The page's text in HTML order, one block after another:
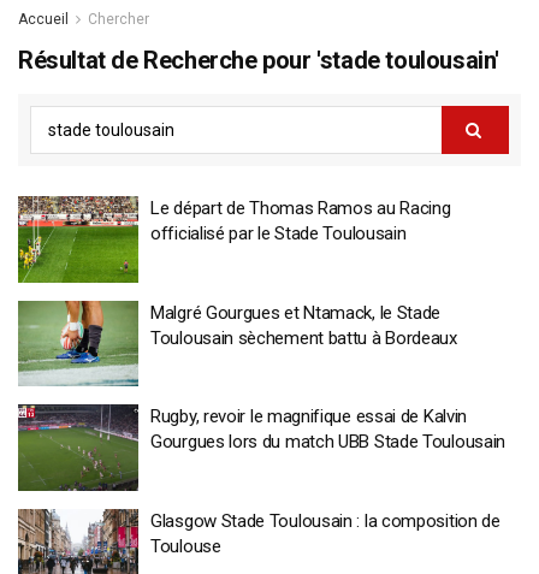
Accueil Chercher
Résultat de Recherche pour 'stade toulousain'
Le départ de Thomas Ramos au Racing
officialisé par le Stade Toulousain
Malgré Gourgues et Ntamack, le Stade
Toulousain sèchement battu à Bordeaux
Rugby, revoir le magnifique essai de Kalvin
Gourgues lors du match UBB Stade Toulousain
Glasgow Stade Toulousain : la composition de
Toulouse